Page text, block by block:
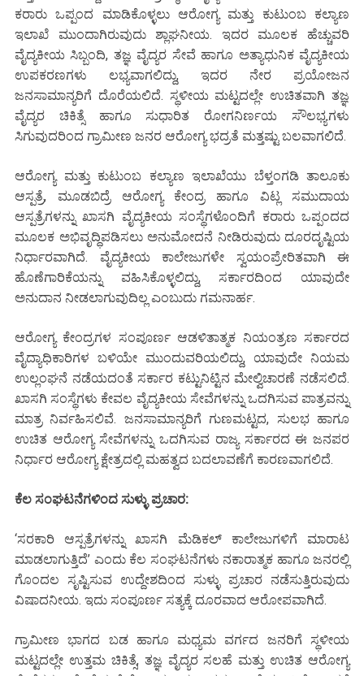
ಕರಾರು ಒಪ್ಪಂದ ಮಾಡಿಕೊಳ್ಳಲು ಆರೋಗ್ಯ ಮತ್ತು ಕುಟುಂಬ ಕಲ್ಯಾಣ
ಇಲಾಖೆ ಮುಂದಾಗಿರುವುದು ಶ್ಲಾಘನೀಯ. ಇದರ ಮೂಲಕ ಹೆಚ್ಚುವರಿ
ವೈದ್ಯಕೀಯ ಸಿಬ್ಬಂದಿ, ತಜ್ಞ ವೈದ್ಯರ ಸೇವೆ ಹಾಗೂ ಅತ್ಯಾಧುನಿಕ ವೈದ್ಯಕೀಯ
ಉಪಕರಣಗಳು ಲಭ್ಯವಾಗಲಿದ್ದು, ಇದರ ನೇರ ಪ್ರಯೋಜನ
ಜನಸಾಮಾನ್ಯರಿಗೆ ದೊರೆಯಲಿದೆ. ಸ್ಥಳೀಯ ಮಟ್ಟದಲ್ಲೇ ಉಚಿತವಾಗಿ ತಜ್ಞ
ವೈದ್ಯರ ಚಿಕಿತ್ಸೆ ಹಾಗೂ ಸುಧಾರಿತ ರೋಗನಿರ್ಣಯ ಸೌಲಭ್ಯಗಳು
ಸಿಗುವುದರಿಂದ ಗ್ರಾಮೀಣ ಜನರ ಆರೋಗ್ಯ ಭದ್ರತೆ ಮತ್ತಷ್ಟು ಬಲವಾಗಲಿದೆ.
ಆರೋಗ್ಯ ಮತ್ತು ಕುಟುಂಬ ಕಲ್ಯಾಣ ಇಲಾಖೆಯು ಬೆಳ್ತಂಗಡಿ ತಾಲೂಕು
ಆಸ್ಪತ್ರೆ, ಮೂಡಬಿದ್ರೆ ಆರೋಗ್ಯ ಕೇಂದ್ರ ಹಾಗೂ ವಿಟ್ಲ ಸಮುದಾಯ
ಆಸ್ಪತ್ರೆಗಳನ್ನು ಖಾಸಗಿ ವೈದ್ಯಕೀಯ ಸಂಸ್ಥೆಗಳೊಂದಿಗೆ ಕರಾರು ಒಪ್ಪಂದದ
ಮೂಲಕ ಅಭಿವೃದ್ಧಿಪಡಿಸಲು ಅನುಮೋದನೆ ನೀಡಿರುವುದು ದೂರದೃಷ್ಟಿಯ
ನಿರ್ಧಾರವಾಗಿದೆ. ವೈದ್ಯಕೀಯ ಕಾಲೇಜುಗಳೇ ಸ್ವಯಂಪ್ರೇರಿತವಾಗಿ ಈ
ಹೊಣೆಗಾರಿಕೆಯನ್ನು ವಹಿಸಿಕೊಳ್ಳಲಿದ್ದು, ಸರ್ಕಾರದಿಂದ ಯಾವುದೇ
ಅನುದಾನ ನೀಡಲಾಗುವುದಿಲ್ಲ ಎಂಬುದು ಗಮನಾರ್ಹ.
ಆರೋಗ್ಯ ಕೇಂದ್ರಗಳ ಸಂಪೂರ್ಣ ಆಡಳಿತಾತ್ಮಕ ನಿಯಂತ್ರಣ ಸರ್ಕಾರದ
ವೈದ್ಯಾಧಿಕಾರಿಗಳ ಬಳಿಯೇ ಮುಂದುವರಿಯಲಿದ್ದು, ಯಾವುದೇ ನಿಯಮ
ಉಲ್ಲಂಘನೆ ನಡೆಯದಂತೆ ಸರ್ಕಾರ ಕಟ್ಟುನಿಟ್ಟಿನ ಮೇಲ್ವಿಚಾರಣೆ ನಡೆಸಲಿದೆ.
ಖಾಸಗಿ ಸಂಸ್ಥೆಗಳು ಕೇವಲ ವೈದ್ಯಕೀಯ ಸೇವೆಗಳನ್ನು ಒದಗಿಸುವ ಪಾತ್ರವನ್ನು
ಮಾತ್ರ ನಿರ್ವಹಿಸಲಿವೆ. ಜನಸಾಮಾನ್ಯರಿಗೆ ಗುಣಮಟ್ಟದ, ಸುಲಭ ಹಾಗೂ
ಉಚಿತ ಆರೋಗ್ಯ ಸೇವೆಗಳನ್ನು ಒದಗಿಸುವ ರಾಜ್ಯ ಸರ್ಕಾರದ ಈ ಜನಪರ
ನಿರ್ಧಾರ ಆರೋಗ್ಯ ಕ್ಷೇತ್ರದಲ್ಲಿ ಮಹತ್ವದ ಬದಲಾವಣೆಗೆ ಕಾರಣವಾಗಲಿದೆ.
ಕೆಲ ಸಂಘಟನೆಗಳಿಂದ ಸುಳ್ಳು ಪ್ರಚಾರ:
‘ಸರಕಾರಿ ಆಸ್ಪತ್ರೆಗಳನ್ನು ಖಾಸಗಿ ಮೆಡಿಕಲ್ ಕಾಲೇಜುಗಳಿಗೆ ಮಾರಾಟ
ಮಾಡಲಾಗುತ್ತಿದೆ’ ಎಂದು ಕೆಲ ಸಂಘಟನೆಗಳು ನಕಾರಾತ್ಮಕ ಹಾಗೂ ಜನರಲ್ಲಿ
ಗೊಂದಲ ಸೃಷ್ಟಿಸುವ ಉದ್ದೇಶದಿಂದ ಸುಳ್ಳು ಪ್ರಚಾರ ನಡೆಸುತ್ತಿರುವುದು
ವಿಷಾದನೀಯ. ಇದು ಸಂಪೂರ್ಣ ಸತ್ಯಕ್ಕೆ ದೂರವಾದ ಆರೋಪವಾಗಿದೆ.
ಗ್ರಾಮೀಣ ಭಾಗದ ಬಡ ಹಾಗೂ ಮಧ್ಯಮ ವರ್ಗದ ಜನರಿಗೆ ಸ್ಥಳೀಯ
ಮಟ್ಟದಲ್ಲೇ ಉತ್ತಮ ಚಿಕಿತ್ಸೆ, ತಜ್ಞ ವೈದ್ಯರ ಸಲಹೆ ಮತ್ತು ಉಚಿತ ಆರೋಗ್ಯ